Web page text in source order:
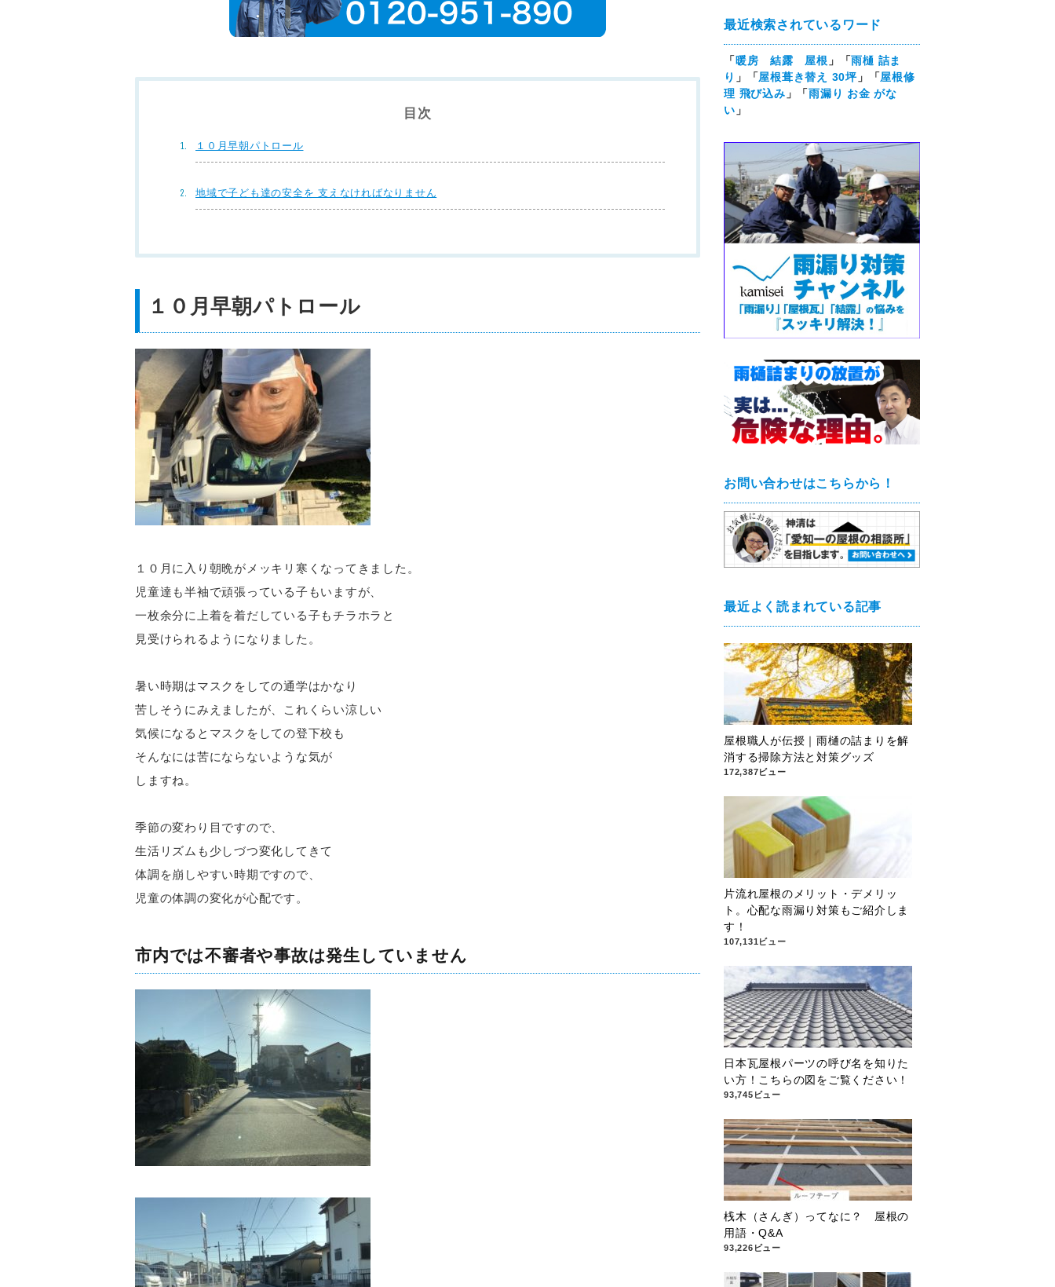
目次
１０月早朝パトロール
地域で子ども達の安全を 支えなければなりません
１０月早朝パトロール
１０月に入り朝晩がメッキリ寒くなってきました。
児童達も半袖で頑張っている子もいますが、
一枚余分に上着を着だしている子もチラホラと
見受けられるようになりました。
暑い時期はマスクをしての通学はかなり
苦しそうにみえましたが、これくらい涼しい
気候になるとマスクをしての登下校も
そんなには苦にならないような気が
しますね。
季節の変わり目ですので、
生活リズムも少しづつ変化してきて
体調を崩しやすい時期ですので、
児童の体調の変化が心配です。
市内では不審者や事故は発生していません
最近検索されているワード
「暖房 結露 屋根 」「雨樋 詰ま
り 」「屋根葺き替え 30坪」「屋根修
理 飛び込み 」「雨漏り お金 がな
い 」
お問い合わせはこちらから！
最近よく読まれている記事
屋根職人が伝授｜雨樋の詰まりを解
消する掃除方法と対策グッズ
172,387ビュー
片流れ屋根のメリット・デメリッ
ト。心配な雨漏り対策もご紹介しま
す！
107,131ビュー
日本瓦屋根パーツの呼び名を知りた
い方！こちらの図をご覧ください！
93,745ビュー
桟木（さんぎ）ってなに？ 屋根の
用語・Q&A
93,226ビュー